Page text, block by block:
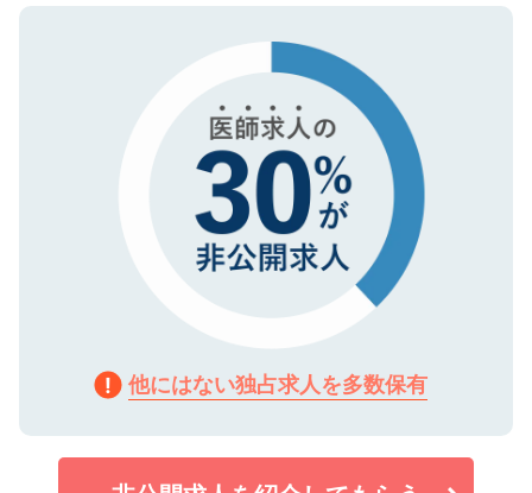
で、機密保持に関してもご安心ください。
ので、まずはご登録ください。
他にはない独占求人を多数保有